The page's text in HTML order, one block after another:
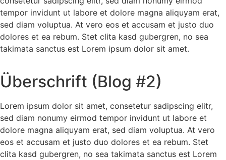
tempor invidunt ut labore et dolore magna aliquyam erat,
sed diam voluptua. At vero eos et accusam et justo duo
dolores et ea rebum. Stet clita kasd gubergren, no sea
takimata sanctus est Lorem ipsum dolor sit amet.
Überschrift (Blog #2)
Lorem ipsum dolor sit amet, consetetur sadipscing elitr,
sed diam nonumy eirmod tempor invidunt ut labore et
dolore magna aliquyam erat, sed diam voluptua. At vero
eos et accusam et justo duo dolores et ea rebum. Stet
clita kasd gubergren, no sea takimata sanctus est Lorem